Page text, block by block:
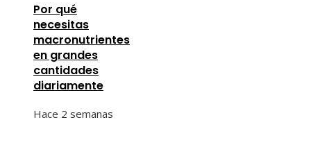
Por qué
necesitas
macronutrientes
en grandes
cantidades
diariamente
Hace 2 semanas